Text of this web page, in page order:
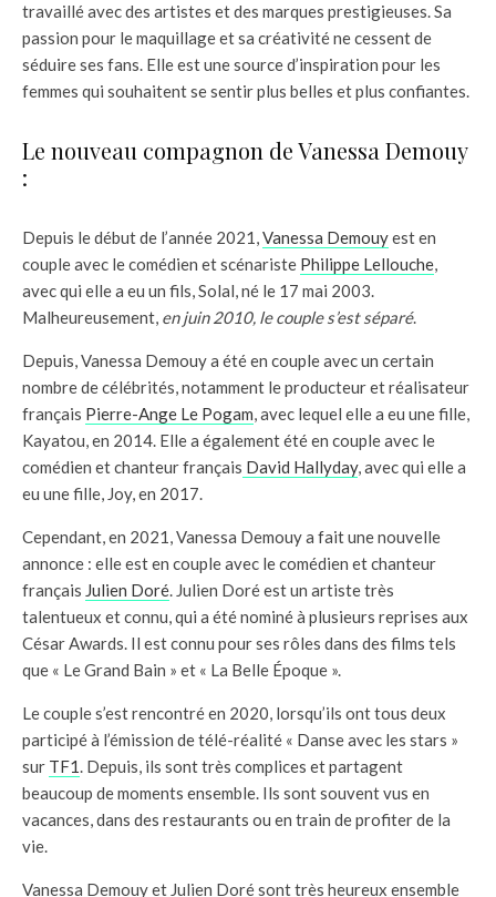
travaillé avec des artistes et des marques prestigieuses. Sa
passion pour le maquillage et sa créativité ne cessent de
séduire ses fans. Elle est une source d’inspiration pour les
femmes qui souhaitent se sentir plus belles et plus confiantes.
Le nouveau compagnon de Vanessa Demouy
:
Depuis le début de l’année 2021,Vanessa Demouyest en
couple avec le comédien et scénariste Philippe Lellouche,
avec qui elle a eu un fils, Solal, né le 17 mai 2003.
Malheureusement, en juin 2010, le couple s’est séparé.
Depuis, Vanessa Demouy a été en couple avec un certain
nombre de célébrités, notamment le producteur et réalisateur
français Pierre-Ange Le Pogam, avec lequel elle a eu une fille,
Kayatou, en 2014. Elle a également été en couple avec le
comédien et chanteur français David Hallyday, avec qui elle a
eu une fille, Joy, en 2017.
Cependant, en 2021, Vanessa Demouy a fait une nouvelle
annonce : elle est en couple avec le comédien et chanteur
français Julien Doré. Julien Doré est un artiste très
talentueux et connu, qui a été nominé à plusieurs reprises aux
César Awards. Il est connu pour ses rôles dans des films tels
que « Le Grand Bain » et « La Belle Époque ».
Le couple s’est rencontré en 2020, lorsqu’ils ont tous deux
participé à l’émission de télé-réalité « Danse avec les stars »
sur TF1. Depuis, ils sont très complices et partagent
beaucoup de moments ensemble. Ils sont souvent vus en
vacances, dans des restaurants ou en train de profiter de la
vie.
Vanessa Demouy et Julien Doré sont très heureux ensemble